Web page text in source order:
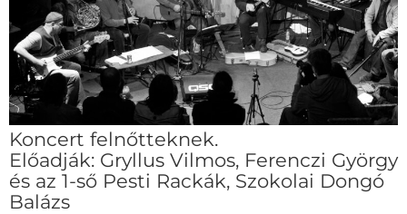
Koncert felnőtteknek.
Előadják: Gryllus Vilmos, Ferenczi György
és az 1-ső Pesti Rackák, Szokolai Dongó
Balázs